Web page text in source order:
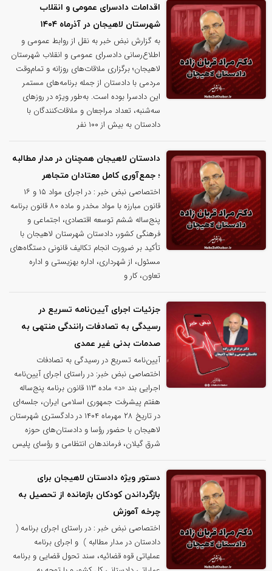
اقدامات دادسرای عمومی و انقلاب
شهرستان لاهیجان در آذرماه ۱۴۰۴
به گزارش نبض خبر به نقل از روابط عمومی و
اطلاع‌رسانی دادسرای عمومی و انقلاب شهرستان
لاهیجان؛ برگزاری ملاقات‌های روزانه و تمام‌وقت
مردمی با دادستان از جمله برنامه‌های مستمر
این دادسرا بوده است. به‌طور ویژه در روزهای
سه‌شنبه، تعداد مراجعان و ملاقات‌کنندگان با
دادستان به بیش از ۱۰۰ نفر
دادستان لاهیجان همچنان در مدار مطالبه
؛ جمع‌آوری کامل معتادان متجاهر
اختصاصی نبض خبر : در اجرای مواد ۱۵ و ۱۶
قانون مبارزه با مواد مخدر و ماده ۸۰ قانون برنامه
پنج‌ساله ششم توسعه اقتصادی، اجتماعی و
فرهنگی کشور، دادستان شهرستان لاهیجان با
تأکید بر ضرورت انجام تکالیف قانونی دستگاه‌های
مسئول، از شهرداری، اداره بهزیستی و اداره
تعاون، کار و
جزئیات اجرای آیین‌نامه تسریع در
رسیدگی به تصادفات رانندگی منتهی به
صدمات بدنی غیر عمدی
آیین‌نامه تسریع در رسیدگی به تصادفات
اختصاصی نبض خبر: در راستای اجرای آیین‌نامه
اجرایی بند «د» ماده ۱۱۳ قانون برنامه پنج‌ساله
هفتم پیشرفت جمهوری اسلامی ایران، جلسه‌ای
در تاریخ ۲۸ مهرماه ۱۴۰۴ در دادگستری شهرستان
لاهیجان با حضور رؤسا و دادستان‌های حوزه
شرق گیلان، فرماندهان انتظامی و رؤسای پلیس
دستور ویژه دادستان لاهیجان برای
بازگرداندن کودکان بازمانده از تحصیل به
چرخه آموزش
اختصاصی نبض خبر : در راستای اجرای برنامه (
دادستان در مدار مطالبه ) و اجرای برنامه
عملیاتی قوه قضائیه، سند تحول قضایی و برنامه